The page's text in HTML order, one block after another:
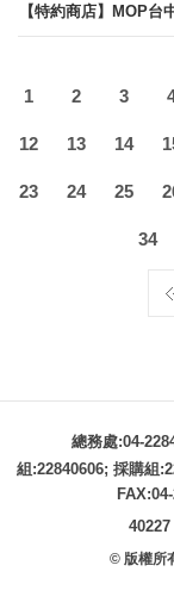
【特約商店】MOP台
1 2 3
12 13 14
23 24 25
34
總務處:04-
組:22840606; 採購組
© 版權所